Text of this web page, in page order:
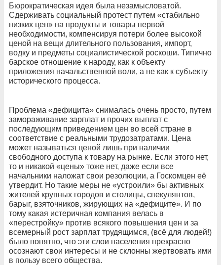
Бюрократическая идея была незамысловатой.
Сдерживать социальный протест путем «стабильно
низких цен» на продукты и товары первой
необходимости, компенсируя потери более высокой
ценой на вещи длительного пользования, импорт,
водку и предметы социалистической роскоши. Типично
барское отношение к народу, как к объекту
приложения начальственной воли, а не как к субъекту
исторического процесса.
Проблема «дефицита» снималась очень просто, путем
замораживание зарплат и прочих выплат с
последующим приведением цен во всей стране в
соответствие с реальными трудозатратами. Цена
может называться ценой лишь при наличии
свободного доступа к товару на рынке. Если этого нет,
то и никакой «цены» тоже нет, даже если все
начальники наложат свои резолюции, а Госкомцен её
утвердит. Но такие меры не «устроили» бы активных
жителей крупных городов и столицы, спекулянтов,
барыг, взяточников, жирующих на «дефиците». И по
тому какая истеричная компания велась в
«перестройку» против всякого повышения цен и за
всемерный рост зарплат трудящимся, (всё для людей!)
было понятно, что эти слои населения прекрасно
осознают свои интересы и не склонны жертвовать ими
в пользу всего общества.